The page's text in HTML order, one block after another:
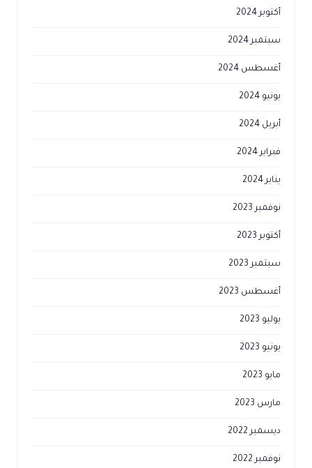
أكتوبر 2024
سبتمبر 2024
أغسطس 2024
يونيو 2024
أبريل 2024
فبراير 2024
يناير 2024
نوفمبر 2023
أكتوبر 2023
سبتمبر 2023
أغسطس 2023
يوليو 2023
يونيو 2023
مايو 2023
مارس 2023
ديسمبر 2022
نوفمبر 2022